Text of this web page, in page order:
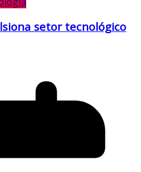
setor tecnológico